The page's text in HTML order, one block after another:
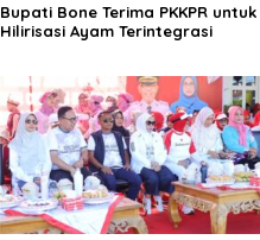
Bupati Bone Terima PKKPR untuk
Hilirisasi Ayam Terintegrasi